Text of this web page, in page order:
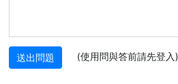
送出問題 (使用問與答前請先登入)